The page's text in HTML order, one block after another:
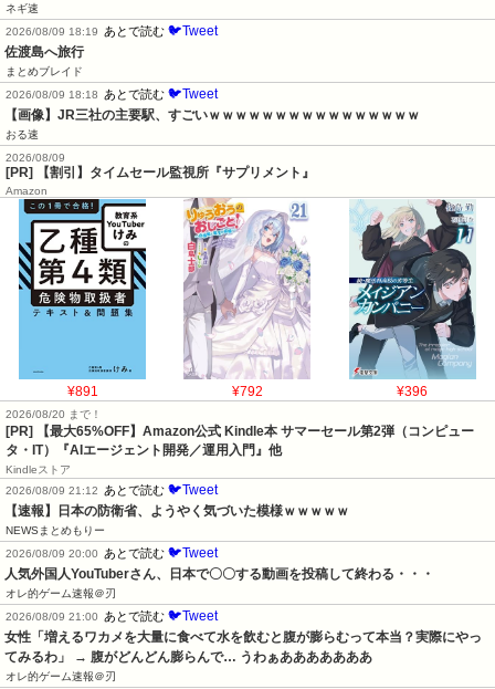
ネギ速
2026/08/09 18:19
あとで読む 🐦Tweet
佐渡島へ旅行
まとめブレイド
2026/08/09 18:18
あとで読む 🐦Tweet
【画像】JR三社の主要駅、すごいｗｗｗｗｗｗｗｗｗｗｗｗｗｗｗｗ
おる速
2026/08/09
[PR] 【割引】タイムセール監視所『サプリメント』
Amazon
¥891 ¥792 ¥396
2026/08/20 まで！
[PR]
【最大65%OFF】Amazon公式 Kindle本 サマーセール第2弾（コンピュー
タ・IT）『AIエージェント開発／運用入門』他
Kindleストア
2026/08/09 21:12
あとで読む 🐦Tweet
【速報】日本の防衛省、ようやく気づいた模様ｗｗｗｗｗ
NEWSまとめもりー
2026/08/09 20:00
あとで読む 🐦Tweet
人気外国人YouTuberさん、日本で〇〇する動画を投稿して終わる・・・
オレ的ゲーム速報＠刃
2026/08/09 21:00
あとで読む 🐦Tweet
女性「増えるワカメを大量に食べて水を飲むと腹が膨らむって本当？実際にやっ
てみるわ」 → 腹がどんどん膨らんで… うわぁあああああああ
オレ的ゲーム速報＠刃